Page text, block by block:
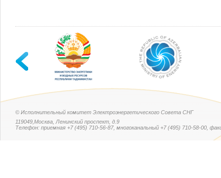
© Исполнительный комитет Электроэнергетического Совета СНГ
119049,Москва, Ленинский проспект, д.9
Телефон: приемная +7 (495) 710-56-87, многоканальный +7 (495) 710-58-00,